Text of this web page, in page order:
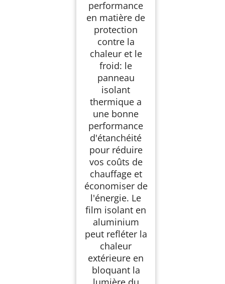
performance
en matière de
protection
contre la
chaleur et le
froid: le
panneau
isolant
thermique a
une bonne
performance
d'étanchéité
pour réduire
vos coûts de
chauffage et
économiser de
l'énergie. Le
film isolant en
aluminium
peut refléter la
chaleur
extérieure en
bloquant la